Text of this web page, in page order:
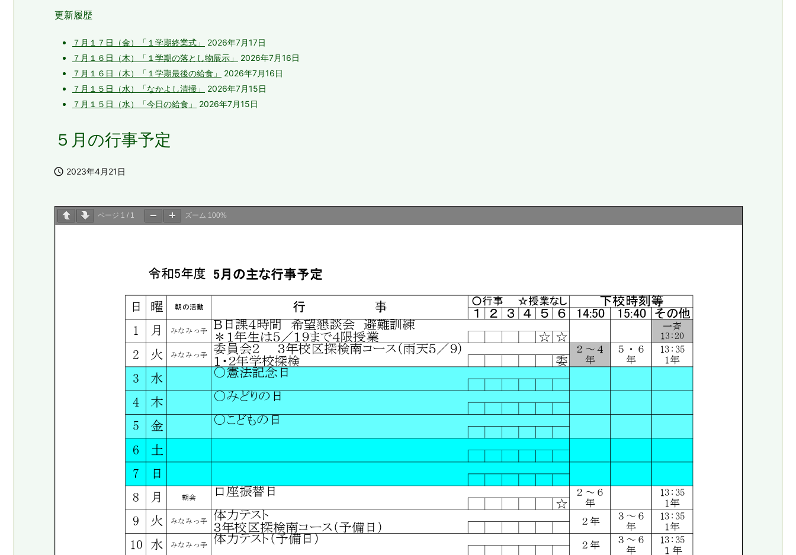
更新履歴
７月１７日（金）「１学期終業式」
2026年7月17日
７月１６日（木）「１学期の落とし物展示」
2026年7月16日
７月１６日（木）「１学期最後の給食」
2026年7月16日
７月１５日（水）「なかよし清掃」
2026年7月15日
７月１５日（水）「今日の給食」
2026年7月15日
５月の行事予定
 2023年4月21日
ページ 1 / 1 ズーム 100%